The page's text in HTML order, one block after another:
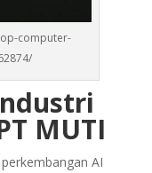
computer-
MUTI
AI